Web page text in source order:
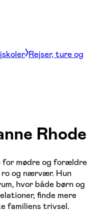
Rejser, ture og
Rhode
mødre og forældre
og nærvær. Hun
hvor både børn og
finde mere
familiens trivsel.